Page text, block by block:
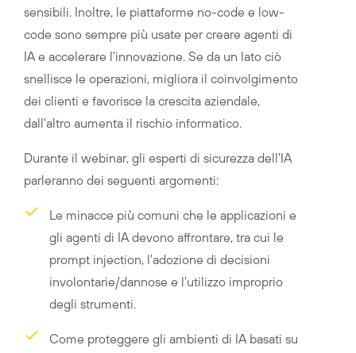
sensibili. Inoltre, le piattaforme no-code e low-
code sono sempre più usate per creare agenti di
IA e accelerare l'innovazione. Se da un lato ciò
snellisce le operazioni, migliora il coinvolgimento
dei clienti e favorisce la crescita aziendale,
dall'altro aumenta il rischio informatico.
Durante il webinar, gli esperti di sicurezza dell'IA
parleranno dei seguenti argomenti:
Le minacce più comuni che le applicazioni e
gli agenti di IA devono affrontare, tra cui le
prompt injection, l'adozione di decisioni
involontarie/dannose e l'utilizzo improprio
degli strumenti.
Come proteggere gli ambienti di IA basati su